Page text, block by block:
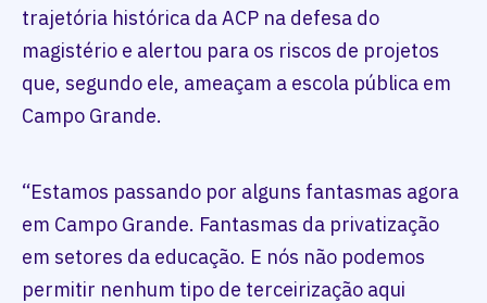
trajetória histórica da ACP na defesa do
magistério e alertou para os riscos de projetos
que, segundo ele, ameaçam a escola pública em
Campo Grande.
“Estamos passando por alguns fantasmas agora
em Campo Grande. Fantasmas da privatização
em setores da educação. E nós não podemos
permitir nenhum tipo de terceirização aqui